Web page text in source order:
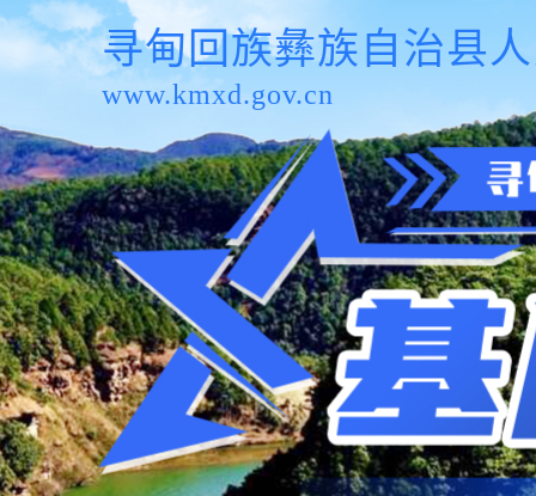
寻甸回族彝族自治县
www.kmxd.gov.cn